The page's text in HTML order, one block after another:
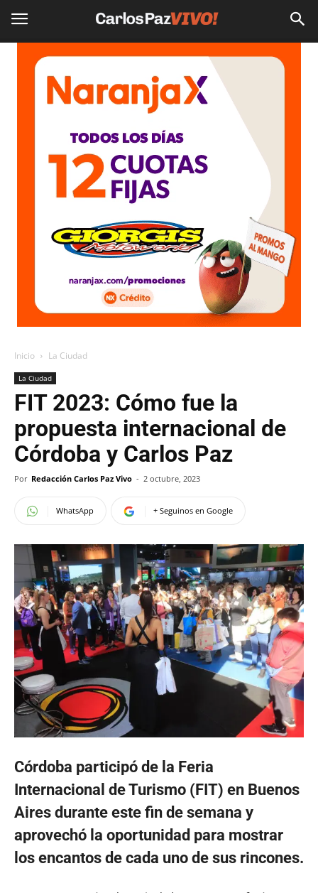
Inicio La Ciudad
La Ciudad
FIT 2023: Cómo fue la
propuesta internacional de
Córdoba y Carlos Paz
Por Redacción Carlos Paz Vivo - 2 octubre, 2023
WhatsApp + Seguinos en Google
Córdoba participó de la Feria
Internacional de Turismo (FIT) en Buenos
Aires durante este fin de semana y
aprovechó la oportunidad para mostrar
los encantos de cada uno de sus rincones.